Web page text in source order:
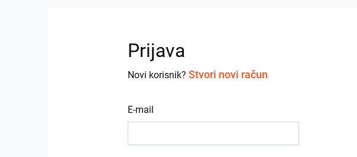
Prijava
Novi korisnik? Stvori novi račun
E-mail